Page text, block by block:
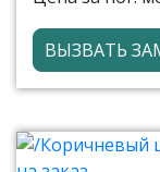
ВЫЗВАТЬ